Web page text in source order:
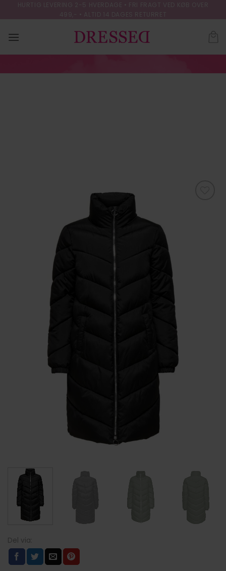
to
content
HURTIG LEVERING 2-5 HVERDAGE • FRI FRAGT VED KØB OVER
499,- • ALTID 14 DAGES RETURRET